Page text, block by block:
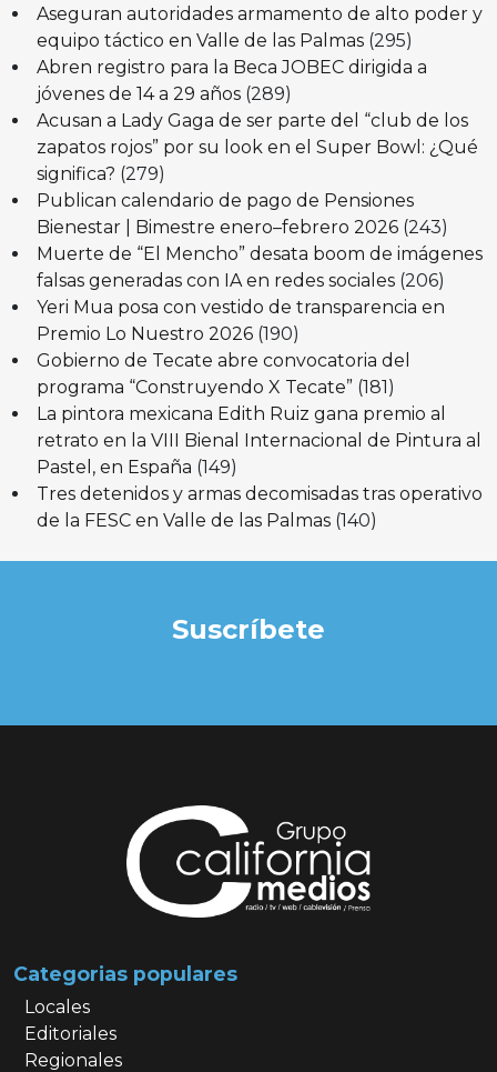
Aseguran autoridades armamento de alto poder y
equipo táctico en Valle de las Palmas (295)
Abren registro para la Beca JOBEC dirigida a
jóvenes de 14 a 29 años (289)
Acusan a Lady Gaga de ser parte del “club de los
zapatos rojos” por su look en el Super Bowl: ¿Qué
significa? (279)
Publican calendario de pago de Pensiones
Bienestar | Bimestre enero–febrero 2026 (243)
Muerte de “El Mencho” desata boom de imágenes
falsas generadas con IA en redes sociales (206)
Yeri Mua posa con vestido de transparencia en
Premio Lo Nuestro 2026 (190)
Gobierno de Tecate abre convocatoria del
programa “Construyendo X Tecate” (181)
La pintora mexicana Edith Ruiz gana premio al
retrato en la VIII Bienal Internacional de Pintura al
Pastel, en España (149)
Tres detenidos y armas decomisadas tras operativo
de la FESC en Valle de las Palmas (140)
Suscríbete
Categorias populares
Locales
Editoriales
Regionales